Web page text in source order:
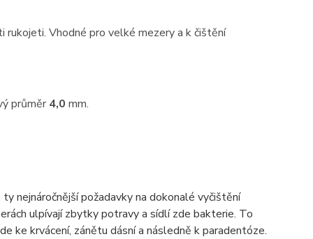
Vhodné pro velké mezery a k čištění
průměr 4,0 mm.
nejnáročnější požadavky na dokonalé vyčištění
ulpívají zbytky potravy a sídlí zde bakterie. To
ke krvácení, zánětu dásní a následně k paradentóze.